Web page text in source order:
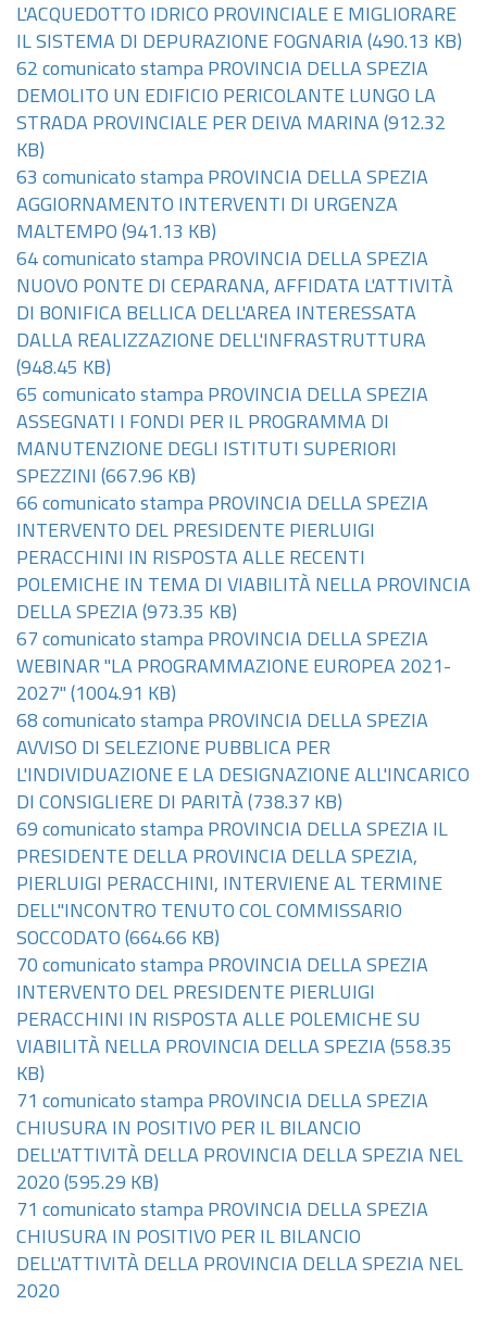
L'ACQUEDOTTO IDRICO PROVINCIALE E MIGLIORARE
IL SISTEMA DI DEPURAZIONE FOGNARIA (490.13 KB)
62 comunicato stampa PROVINCIA DELLA SPEZIA
DEMOLITO UN EDIFICIO PERICOLANTE LUNGO LA
STRADA PROVINCIALE PER DEIVA MARINA (912.32
KB)
63 comunicato stampa PROVINCIA DELLA SPEZIA
AGGIORNAMENTO INTERVENTI DI URGENZA
MALTEMPO (941.13 KB)
64 comunicato stampa PROVINCIA DELLA SPEZIA
NUOVO PONTE DI CEPARANA, AFFIDATA L'ATTIVITÀ
DI BONIFICA BELLICA DELL'AREA INTERESSATA
DALLA REALIZZAZIONE DELL'INFRASTRUTTURA
(948.45 KB)
65 comunicato stampa PROVINCIA DELLA SPEZIA
ASSEGNATI I FONDI PER IL PROGRAMMA DI
MANUTENZIONE DEGLI ISTITUTI SUPERIORI
SPEZZINI (667.96 KB)
66 comunicato stampa PROVINCIA DELLA SPEZIA
INTERVENTO DEL PRESIDENTE PIERLUIGI
PERACCHINI IN RISPOSTA ALLE RECENTI
POLEMICHE IN TEMA DI VIABILITÀ NELLA PROVINCIA
DELLA SPEZIA (973.35 KB)
67 comunicato stampa PROVINCIA DELLA SPEZIA
WEBINAR "LA PROGRAMMAZIONE EUROPEA 2021-
2027" (1004.91 KB)
68 comunicato stampa PROVINCIA DELLA SPEZIA
AVVISO DI SELEZIONE PUBBLICA PER
L'INDIVIDUAZIONE E LA DESIGNAZIONE ALL'INCARICO
DI CONSIGLIERE DI PARITÀ (738.37 KB)
69 comunicato stampa PROVINCIA DELLA SPEZIA IL
PRESIDENTE DELLA PROVINCIA DELLA SPEZIA,
PIERLUIGI PERACCHINI, INTERVIENE AL TERMINE
DELL''INCONTRO TENUTO COL COMMISSARIO
SOCCODATO (664.66 KB)
70 comunicato stampa PROVINCIA DELLA SPEZIA
INTERVENTO DEL PRESIDENTE PIERLUIGI
PERACCHINI IN RISPOSTA ALLE POLEMICHE SU
VIABILITÀ NELLA PROVINCIA DELLA SPEZIA (558.35
KB)
71 comunicato stampa PROVINCIA DELLA SPEZIA
CHIUSURA IN POSITIVO PER IL BILANCIO
DELL'ATTIVITÀ DELLA PROVINCIA DELLA SPEZIA NEL
2020 (595.29 KB)
71 comunicato stampa PROVINCIA DELLA SPEZIA
CHIUSURA IN POSITIVO PER IL BILANCIO
DELL'ATTIVITÀ DELLA PROVINCIA DELLA SPEZIA NEL
2020